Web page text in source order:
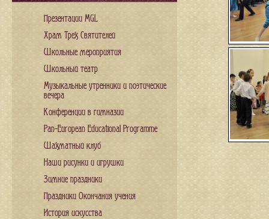
Презентации MGL
Храм Трех Святителей
Школьные мероприятия
Школьный театр
Музыкальные утренники и поэтические
вечера
Конференции в гимназии
Pan-European Educational Programme
Шахматный клуб
Наши рисунки и игрушки
Зимние праздники
Праздники Окончания учения
История искусства